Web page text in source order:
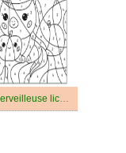
Magique merveilleuse licorne